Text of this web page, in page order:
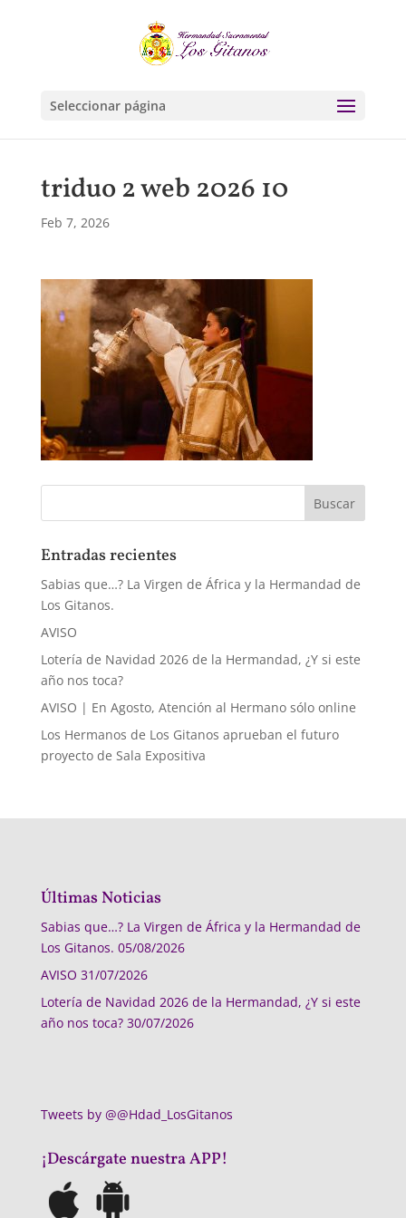
Seleccionar página
triduo 2 web 2026 10
Feb 7, 2026
Entradas recientes
Sabias que…? La Virgen de África y la Hermandad de
Los Gitanos.
AVISO
Lotería de Navidad 2026 de la Hermandad, ¿Y si este
año nos toca?
AVISO | En Agosto, Atención al Hermano sólo online
Los Hermanos de Los Gitanos aprueban el futuro
proyecto de Sala Expositiva
Últimas Noticias
Sabias que…? La Virgen de África y la Hermandad de
Los Gitanos. 05/08/2026
AVISO 31/07/2026
Lotería de Navidad 2026 de la Hermandad, ¿Y si este
año nos toca? 30/07/2026
Tweets by @@Hdad_LosGitanos
¡Descárgate nuestra APP!